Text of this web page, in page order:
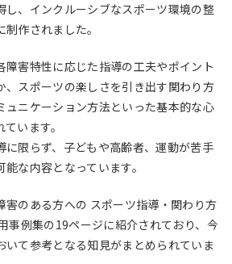
し、インクルーシブなスポーツ環境の整
作されました。
障害特性に応じた指導の工夫やポイント
、スポーツの楽しさを引き出す関わり方
ュニケーション方法といった基本的な心
います。
に限らず、子どもや高齢者、運動が苦手
な内容となっています。
害のある方への スポーツ指導・関わり方
事例集の19ページに紹介されており、今
いて参考となる知見がまとめられていま